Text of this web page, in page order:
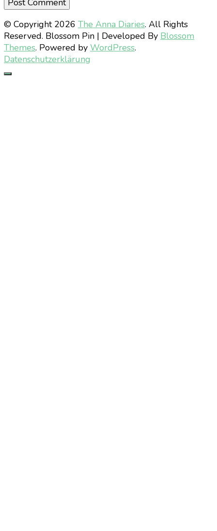
© Copyright 2026 The Anna Diaries. All Rights
Reserved. Blossom Pin | Developed By Blossom
Themes. Powered by WordPress.
Datenschutzerklärung